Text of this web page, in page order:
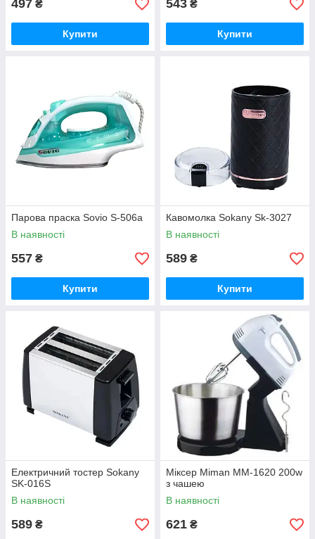
497 ₴
Купити
543 ₴
Купити
Парова праска Sovio S-506a
В наявності
557 ₴
Купити
Кавомолка Sokany Sk-3027
В наявності
589 ₴
Купити
Електричний тостер Sokany
SK-016S
В наявності
589 ₴
Міксер Miman MM-1620 200w
з чашею
В наявності
621 ₴